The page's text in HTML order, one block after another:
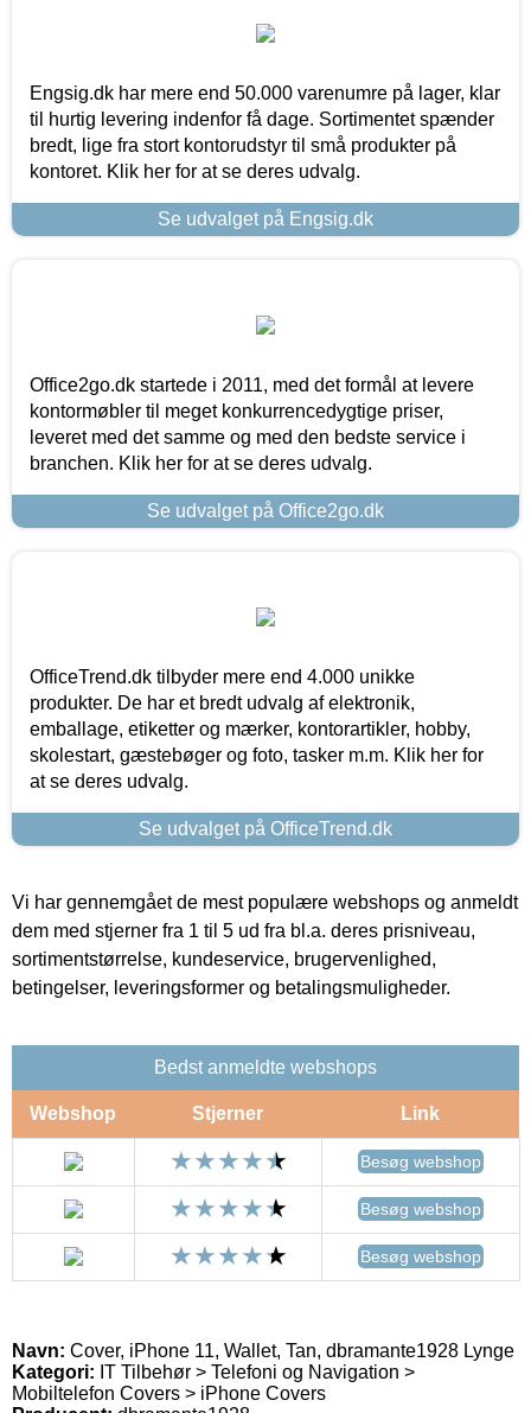
Engsig.dk har mere end 50.000 varenumre på lager, klar
til hurtig levering indenfor få dage. Sortimentet spænder
bredt, lige fra stort kontorudstyr til små produkter på
kontoret. Klik her for at se deres udvalg.
Se udvalget på Engsig.dk
Office2go.dk startede i 2011, med det formål at levere
kontormøbler til meget konkurrencedygtige priser,
leveret med det samme og med den bedste service i
branchen. Klik her for at se deres udvalg.
Se udvalget på Office2go.dk
OfficeTrend.dk tilbyder mere end 4.000 unikke
produkter. De har et bredt udvalg af elektronik,
emballage, etiketter og mærker, kontorartikler, hobby,
skolestart, gæstebøger og foto, tasker m.m. Klik her for
at se deres udvalg.
Se udvalget på OfficeTrend.dk
Vi har gennemgået de mest populære webshops og anmeldt
dem med stjerner fra 1 til 5 ud fra bl.a. deres prisniveau,
sortimentstørrelse, kundeservice, brugervenlighed,
betingelser, leveringsformer og betalingsmuligheder.
Bedst anmeldte webshops
Webshop Stjerner Link
Besøg webshop
Besøg webshop
Besøg webshop
Navn: Cover, iPhone 11, Wallet, Tan, dbramante1928 Lynge
Kategori: IT Tilbehør > Telefoni og Navigation >
Mobiltelefon Covers > iPhone Covers